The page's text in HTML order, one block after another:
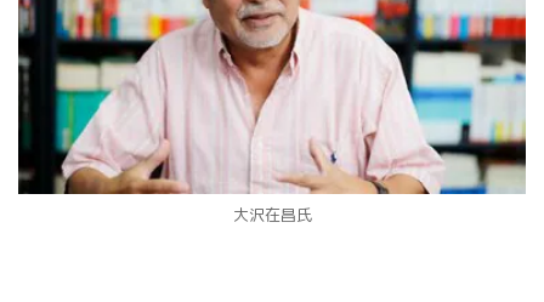
大沢在昌氏